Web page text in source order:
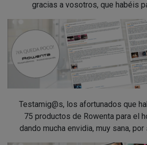
gracias a vosotros, que habéis
Testamig@s, los afortunados que
75 productos de Rowenta para el
dando mucha envidia, muy sana, por